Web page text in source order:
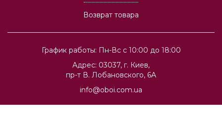
График работы: Пн-Вс с 10:00 до 18:00
Адрес: 03037, г. Киев,
пр-т В. Лобановского, 6А
info@oboi.com.ua
Возврат товара